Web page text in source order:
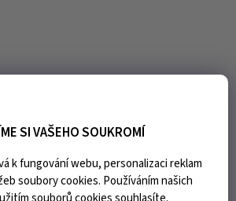
SI VAŠEHO SOUKROMÍ
k fungování webu, personalizaci reklam
soubory cookies. Používáním našich